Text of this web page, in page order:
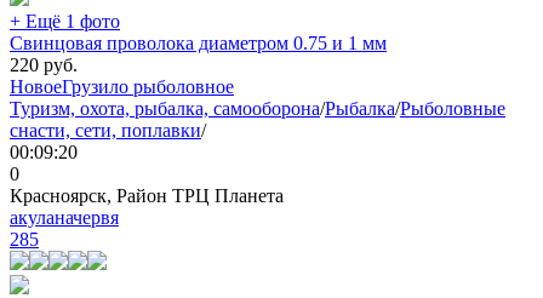
+ Ещё 1 фото
Свинцовая проволока диаметром 0.75 и 1 мм
220 руб.
НовоеГрузило рыболовное
Туризм, охота, рыбалка, самооборона/Рыбалка/Рыболовные
снасти, сети, поплавки/
00:09:20
0
Красноярск, Район ТРЦ Планета
акуланачервя
285